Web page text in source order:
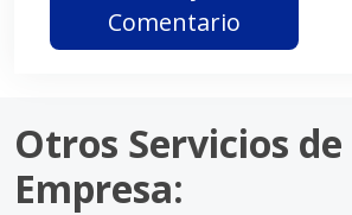
Comentario
Otros Servicios
Empresa: